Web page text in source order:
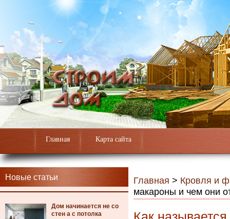
Главная Карта сайта
Новые статьи
Дом начинается не со
стен а с потолка
Главная > Кровля и
макароны и чем они